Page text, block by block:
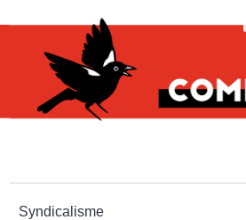
Syndicalisme